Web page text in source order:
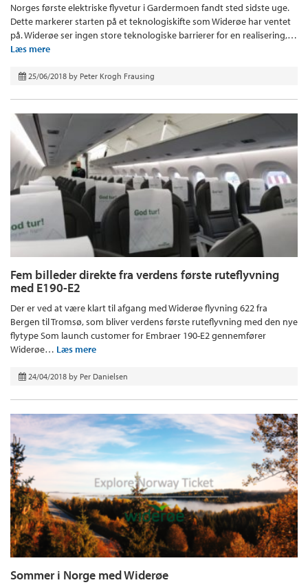
Norges første elektriske flyvetur i Gardermoen fandt sted sidste uge.
Dette markerer starten på et teknologiskifte som Widerøe har ventet
på. Widerøe ser ingen store teknologiske barrierer for en realisering,…
Læs mere
25/06/2018 by Peter Krogh Frausing
Fem billeder direkte fra verdens første ruteflyvning
med E190-E2
Der er ved at være klart til afgang med Widerøe flyvning 622 fra
Bergen til Tromsø, som bliver verdens første ruteflyvning med den nye
flytype Som launch customer for Embraer 190-E2 gennemfører
Widerøe… Læs mere
24/04/2018 by Per Danielsen
Sommer i Norge med Widerøe